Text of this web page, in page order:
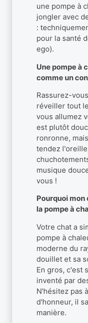
une pompe à
jongler avec
:
pour la santé
ego).
Une pompe à
comme un
Rassurez-
réveiller tout
vous allumez
est plutôt
ronronne,
tendez
musique
vous !
Pourquoi
la pompe à
Votre chat a
pompe à
moderne du
douillet et sa
En gros, c'est
inventé par
N'hésitez pas
d'honneur, il
manière.